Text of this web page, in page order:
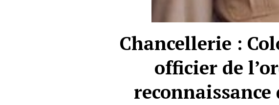
Chancellerie :
officier de